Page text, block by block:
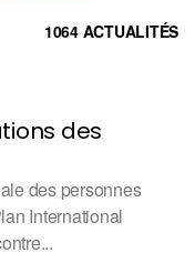
1064 ACTUALITÉS
des
des personnes
International